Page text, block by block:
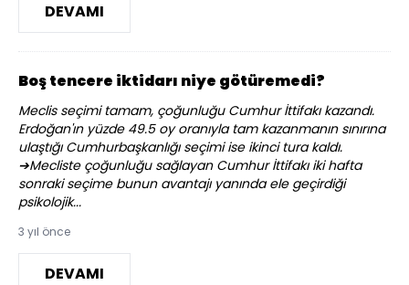
DEVAMI
Boş tencere iktidarı niye götüremedi?
Meclis seçimi tamam, çoğunluğu Cumhur İttifakı kazandı.
Erdoğan'ın yüzde 49.5 oy oranıyla tam kazanmanın sınırına
ulaştığı Cumhurbaşkanlığı seçimi ise ikinci tura kaldı.
➔Mecliste çoğunluğu sağlayan Cumhur İttifakı iki hafta
sonraki seçime bunun avantajı yanında ele geçirdiği
psikolojik...
3 yıl önce
DEVAMI